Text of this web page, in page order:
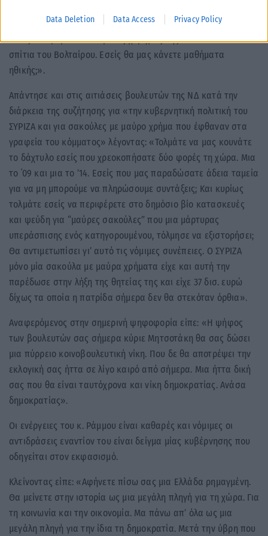
Data Deletion Data Access Privacy Policy
Χειμαρα, του Μαραβέγια, της Νικολάου, του Πέτσα.
Εσείς που μεγαλώσατε με τις χορηγίες της Siemens και τα
σπίτια του Βολταίρου. Εσείς θα μας κάνετε μαθήματα
ηθικής;».
Απάντησε και στις αιτιάσεις βουλευτών της ΝΔ κατά την
διάρκεια της συζήτησης για «την κυβερνητική πολιτική του
ΣΥΡΙΖΑ και για σακούλες με μαύρο χρήμα που έφθαναν στα
γραφεία του κόμματος» λέγοντας: «Τολμάτε να μας κουνάτε
το δάχτυλο εσείς που χρεοκοπήσατε δύο φορές τη χώρα. Μια
το ΄09 και μια το ’14. Εσείς που μας παραδώσατε άδεια ταμεία
για να μη μπορούμε να πληρώσουμε συντάξεις; Και κυρίως
τολμάτε εσείς να περιφέρετε στο δημόσιο βίο κατασκευές
και ψεύδη για “μαύρες σακούλες” που μια μάρτυρας
υπεράσπισης ενός κατηγορουμένου, τόλμησε να εξιστορήσει;
Θα αντιμετωπίσει γι’ αυτό τις νόμιμες συνέπειες. Ο ΣΥΡΙΖΑ
μόνο μία σακούλα με μαύρα χρήματα είχε και αυτή την
παρέδωσε στην λήξη της θητείας της και είχε 37 δισ. ευρώ
δίχως τα οποία η πατρίδα σήμερα δεν θα στεκόταν όρθια».
Αναφερόμενος στην σημερινή ψηφοφορία είπε: «Η ψήφος
των βουλευτών σας σήμερα κύριε Μητσοτάκη θα σας δώσει
μια πύρρειο κοινοβουλευτική νίκη. Που δε θα αποτρέψει την
εκλογική σας ήττα σε λίγο καιρό από σήμερα. Μια ήττα δική
σας που θα είναι ταυτόχρονα και νίκη δημοκρατίας. Ανάσα
δημοκρατίας».
Οι ενέργειες του κ. Ράμμου είναι καθαρές και νόμιμες οι
αντιδράσεις εναντίον του είναι δείγμα μίας κυβέρνησης που
οδηγείται στον εκφασισμό.
Κλείνοντας είπε: «Αφήνετε πίσω σας μια Ελλάδα ρημαγμένη.
Θα μείνετε στην ιστορία ως μια μεγάλη πληγή για τη χώρα. Για
τη κοινωνία και την οικονομία. Μα πάνω απ’ όλα ως μια
μεγάλη πληγή για την ίδια τη δημοκρατία. Μετά την ύβρη που